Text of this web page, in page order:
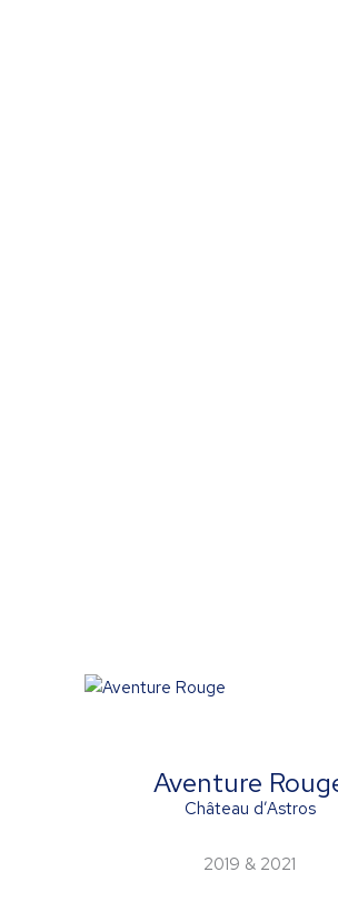
Aventure
Château d’Astros
2019 & 2021